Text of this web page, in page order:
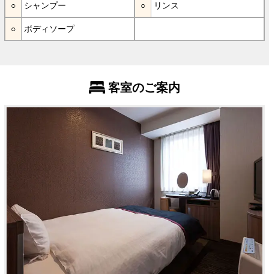
シャンプー リンス
ボディソープ
客室のご案内